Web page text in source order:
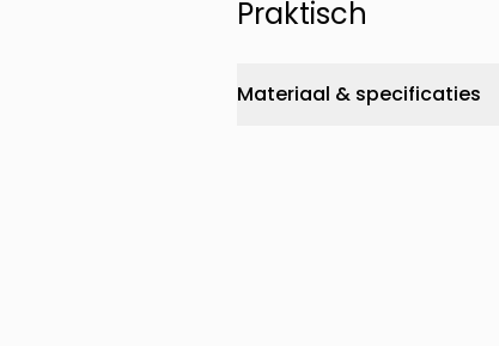
Praktisch
Materiaal & specificaties